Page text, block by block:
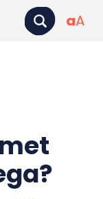
aA